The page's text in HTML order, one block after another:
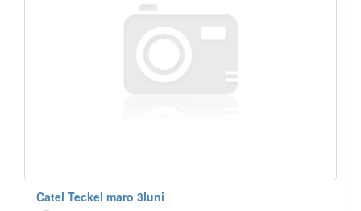
Catel Teckel maro 3luni